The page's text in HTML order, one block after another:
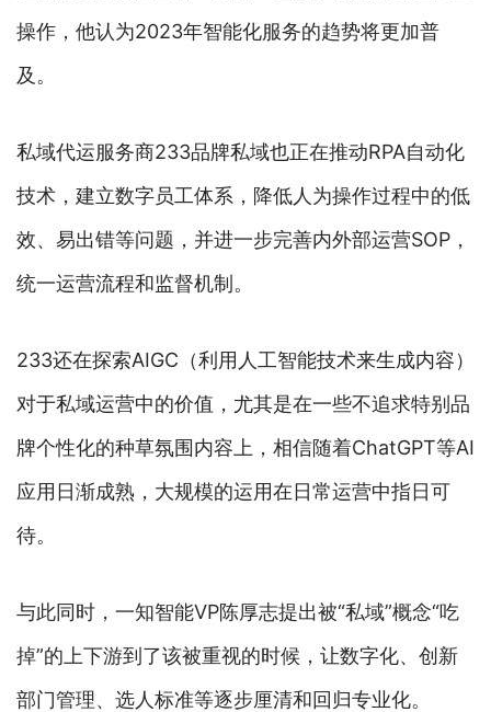
操作，他认为2023年智能化服务的趋势将更加普
及。
私域代运服务商233品牌私域也正在推动RPA自动化
技术，建立数字员工体系，降低人为操作过程中的低
效、易出错等问题，并进一步完善内外部运营SOP，
统一运营流程和监督机制。
233还在探索AIGC（利用人工智能技术来生成内容）
对于私域运营中的价值，尤其是在一些不追求特别品
牌个性化的种草氛围内容上，相信随着ChatGPT等AI
应用日渐成熟，大规模的运用在日常运营中指日可
待。
与此同时，一知智能VP陈厚志提出被“私域”概念“吃
掉”的上下游到了该被重视的时候，让数字化、创新
部门管理、选人标准等逐步厘清和回归专业化。